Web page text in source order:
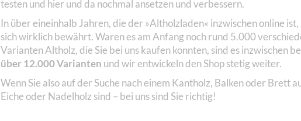
testen und hier und da nochmal ansetzen und verbessern.
In über eineinhalb Jahren, die der »Altholzladen« inzwischen online
sich wirklich bewährt. Waren es am Anfang noch rund 5.000
Varianten Altholz, die Sie bei uns kaufen konnten, sind es inzwischen
über 12.000 Varianten und wir entwickeln den Shop stetig weiter.
Wenn Sie also auf der Suche nach einem Kantholz, Balken oder Brett
Eiche oder Nadelholz sind – bei uns sind Sie richtig!